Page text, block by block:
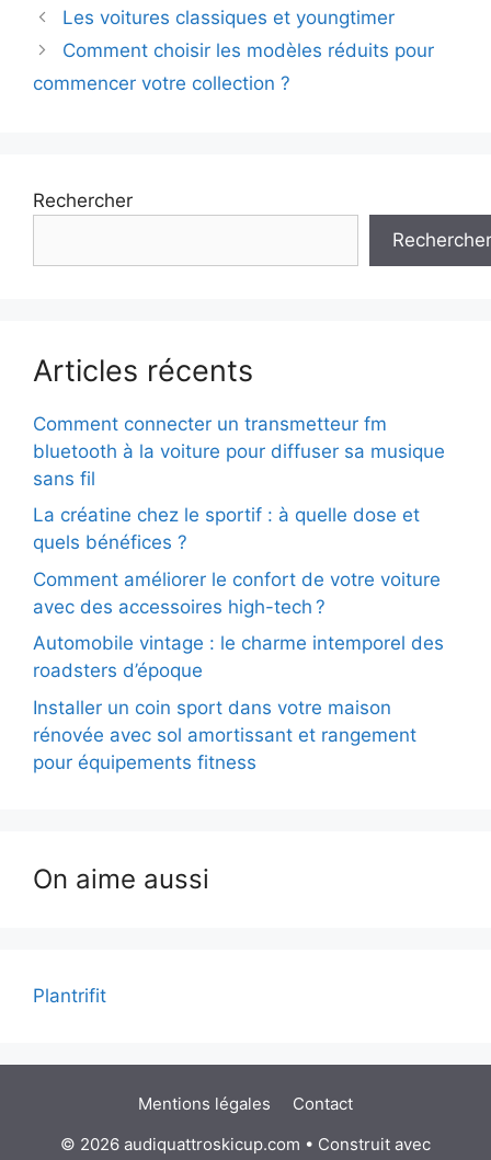
Navigation
des
Les voitures classiques et youngtimer
Comment choisir les modèles réduits pour
commencer votre collection ?
Rechercher
Rechercher
Articles récents
Comment connecter un transmetteur fm
bluetooth à la voiture pour diffuser sa musique
sans fil
La créatine chez le sportif : à quelle dose et
quels bénéfices ?
Comment améliorer le confort de votre voiture
avec des accessoires high-tech ?
Automobile vintage : le charme intemporel des
roadsters d’époque
Installer un coin sport dans votre maison
rénovée avec sol amortissant et rangement
pour équipements fitness
On aime aussi
Plantrifit
Mentions légales
Contact
© 2026 audiquattroskicup.com • Construit avec